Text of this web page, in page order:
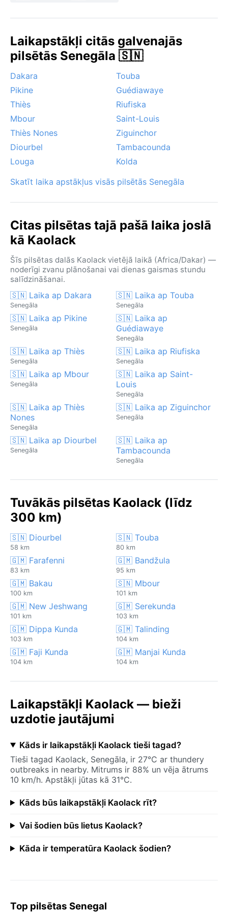
sausais vējš un neregulārie plūdi pēc spēcīgām
var traucēt ceļu satiksmi. Šī klimata īpatnība padara
Kaolack par dinamisku galamērķi — vienmēr šeit ir ko
Laikapstākļi citās galvenajās
pilsētās Senegāla 🇸🇳
Dakara
Touba
Pikine
Guédiawaye
Thiès
Riufiska
Mbour
Saint-Louis
Thiès Nones
Ziguinchor
Diourbel
Tambacounda
Louga
Kolda
Skatīt laika apstākļus visās pilsētās Senegāla
Citas pilsētas tajā pašā laika joslā
kā Kaolack
Šīs pilsētas dalās Kaolack vietējā laikā (Africa/Dakar) —
noderīgi zvanu plānošanai vai dienas gaismas stundu
salīdzināšanai.
🇸🇳 Laika ap Dakara
Senegāla
🇸🇳 Laika ap Touba
Senegāla
🇸🇳 Laika ap Pikine
Senegāla
🇸🇳 Laika ap
Guédiawaye
Senegāla
🇸🇳 Laika ap Thiès
Senegāla
🇸🇳 Laika ap Riufiska
Senegāla
🇸🇳 Laika ap Mbour
Senegāla
🇸🇳 Laika ap Saint-
Louis
Senegāla
🇸🇳 Laika ap Thiès
Nones
Senegāla
🇸🇳 Laika ap Ziguinchor
Senegāla
🇸🇳 Laika ap Diourbel
Senegāla
🇸🇳 Laika ap
Tambacounda
Senegāla
Tuvākās pilsētas Kaolack (līdz
300 km)
🇸🇳 Diourbel
58 km
🇸🇳 Touba
80 km
🇬🇲 Farafenni
83 km
🇬🇲 Bandžula
95 km
🇬🇲 Bakau
100 km
🇸🇳 Mbour
101 km
🇬🇲 New Jeshwang
101 km
🇬🇲 Serekunda
103 km
🇬🇲 Dippa Kunda
103 km
🇬🇲 Talinding
104 km
🇬🇲 Faji Kunda
104 km
🇬🇲 Manjai Kunda
104 km
Laikapstākļi Kaolack — bieži
uzdotie jautājumi
Kāds ir laikapstākļi Kaolack tieši tagad?
Tieši tagad Kaolack, Senegāla, ir 27°C ar thundery
outbreaks in nearby. Mitrums ir 88% un vēja ātrums
10 km/h. Apstākļi jūtas kā 31°C.
Kāds būs laikapstākļi Kaolack rīt?
Vai šodien būs lietus Kaolack?
Kāda ir temperatūra Kaolack šodien?
Top pilsētas Senegal